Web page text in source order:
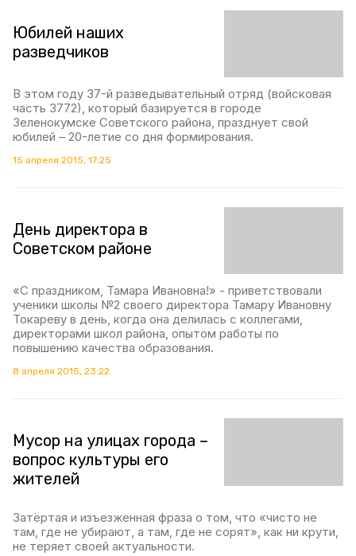
Юбилей наших
разведчиков
В этом году 37-й разведывательный отряд (войсковая
часть 3772), который базируется в городе
Зеленокумске Советского района, празднует свой
юбилей – 20-летие со дня формирования.
15 апреля 2015, 17:25
День директора в
Советском районе
«С праздником, Тамара Ивановна!» - приветствовали
ученики школы №2 своего директора Тамару Ивановну
Токареву в день, когда она делилась с коллегами,
директорами школ района, опытом работы по
повышению качества образования.
8 апреля 2015, 23:22
Мусор на улицах города –
вопрос культуры его
жителей
Затёртая и изъезженная фраза о том, что «чисто не
там, где не убирают, а там, где не сорят», как ни крути,
не теряет своей актуальности.